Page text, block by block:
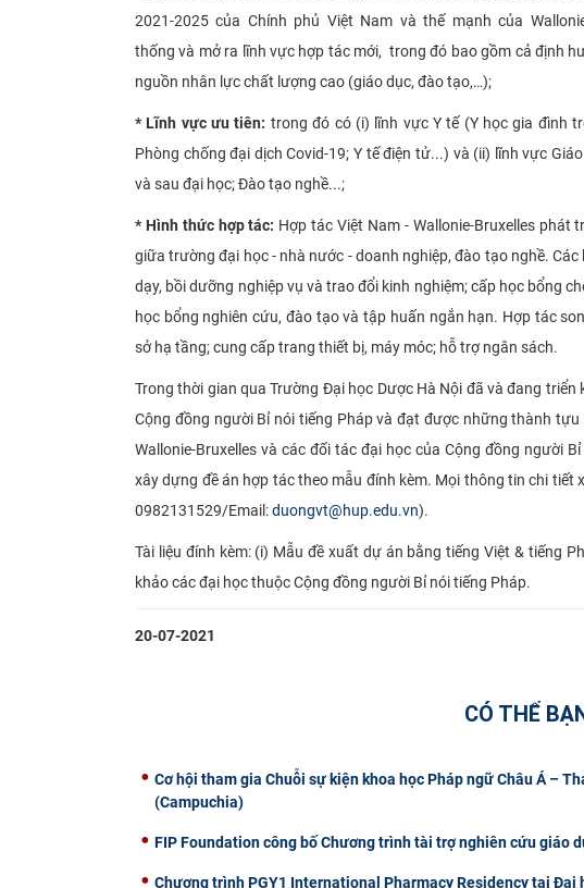
2021-2025 của Chính phủ Việt Nam và thế mạnh của
thống và mở ra lĩnh vực hợp tác mới, trong đó bao gồm cả định
nguồn nhân lực chất lượng cao (giáo dục, đào tạo,…);
* Lĩnh vực ưu tiên: trong đó có (i) lĩnh vực Y tế (Y học gia đình
Phòng chống đại dịch Covid-19; Y tế điện tử...) và (ii) lĩnh vực
và sau đại học; Đào tạo nghề...;
* Hình thức hợp tác: Hợp tác Việt Nam - Wallonie-Bruxelles
giữa trường đại học - nhà nước - doanh nghiệp, đào tạo nghề.
dạy, bồi dưỡng nghiệp vụ và trao đổi kinh nghiệm; cấp học bổng
học bổng nghiên cứu, đào tạo và tập huấn ngắn hạn. Hợp tác
sở hạ tầng; cung cấp trang thiết bị, máy móc; hỗ trợ ngân sách.
Trong thời gian quaTrường Đại học Dược Hà Nội đã và đang triển
Cộng đồng người Bỉ nói tiếng Pháp và đạt được những thành
Wallonie-Bruxelles và các đối tác đại học của Cộng đồng người
xây dựng đề án hợp tác theo mẫu đính kèm. Mọi thông tin chi tiết
0982131529/Email:duongvt@hup.edu.vn).
Tài liệu đính kèm: (i) Mẫu đề xuất dự án bằng tiếng Việt & tiếng
khảo các đại học thuộc Cộng đồng người Bỉ nói tiếng Pháp.
20-07-2021
CÓ THỂ
Cơ hội tham gia Chuỗi sự kiện khoa học Pháp ngữ Châu Á –
(Campuchia)
FIP Foundation công bố Chương trình tài trợ nghiên cứu giáo
Chương trình PGY1 International Pharmacy Residency tại